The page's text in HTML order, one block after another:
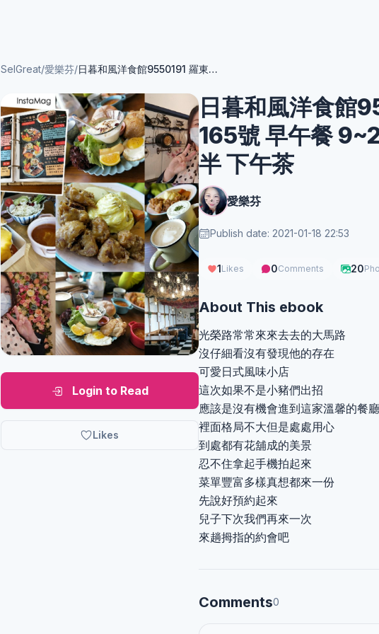
SelGreat/愛樂芬/ 日暮和風洋食館9550191 羅東鎮光榮路165號 早午餐 9~2點 洋食和食11點~8點半 下午茶
Login to Read
Likes
日暮和風洋食館
165號 早午餐
半 下午茶
愛樂芬
Publish date: 2021-01-18 22:53
1Likes 0Comments 20
About This ebook
光榮路常常來來去去的大馬路
沒仔細看沒有發現他的存在
可愛日式風味小店
這次如果不是小豬們出招
應該是沒有機會進到這家溫馨的餐廳
裡面格局不大但是處處用心
到處都有花舖成的美景
忍不住拿起手機拍起來
菜單豐富多樣真想都來一份
先說好預約起來
兒子下次我們再來一次
來趟拇指的約會吧
Comments0